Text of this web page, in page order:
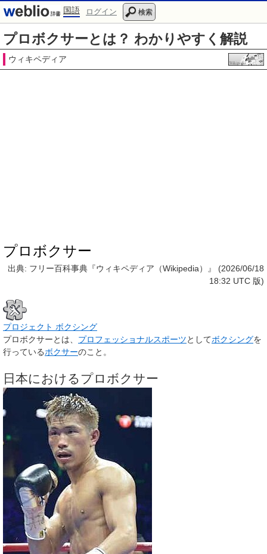
国語 ログイン 検索
プロボクサーとは？ わかりやすく解説
ウィキペディア
プロボクサー
出典: フリー百科事典『ウィキペディア（Wikipedia）』 (2026/06/18
18:32 UTC 版)
プロジェクト ボクシング
プロボクサーとは、 プロフェッショナルスポーツとしてボクシングを
行っているボクサーのこと。
日本におけるプロボクサー